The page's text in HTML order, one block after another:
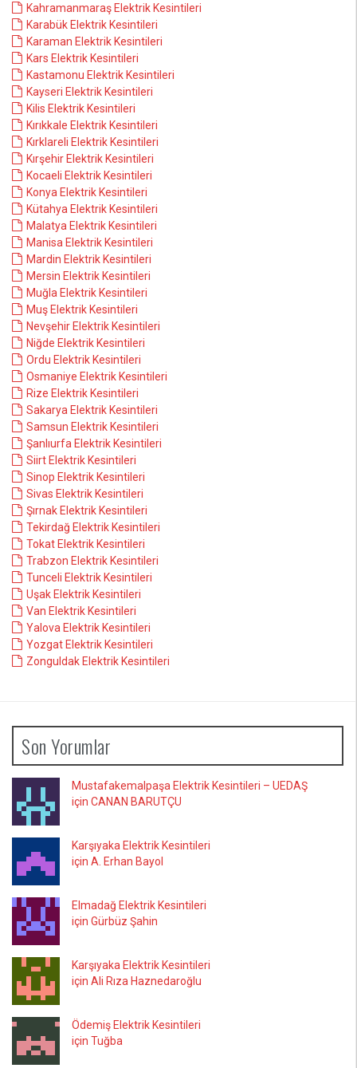
Kahramanmaraş Elektrik Kesintileri
Karabük Elektrik Kesintileri
Karaman Elektrik Kesintileri
Kars Elektrik Kesintileri
Kastamonu Elektrik Kesintileri
Kayseri Elektrik Kesintileri
Kilis Elektrik Kesintileri
Kırıkkale Elektrik Kesintileri
Kırklareli Elektrik Kesintileri
Kırşehir Elektrik Kesintileri
Kocaeli Elektrik Kesintileri
Konya Elektrik Kesintileri
Kütahya Elektrik Kesintileri
Malatya Elektrik Kesintileri
Manisa Elektrik Kesintileri
Mardin Elektrik Kesintileri
Mersin Elektrik Kesintileri
Muğla Elektrik Kesintileri
Muş Elektrik Kesintileri
Nevşehir Elektrik Kesintileri
Niğde Elektrik Kesintileri
Ordu Elektrik Kesintileri
Osmaniye Elektrik Kesintileri
Rize Elektrik Kesintileri
Sakarya Elektrik Kesintileri
Samsun Elektrik Kesintileri
Şanlıurfa Elektrik Kesintileri
Siirt Elektrik Kesintileri
Sinop Elektrik Kesintileri
Sivas Elektrik Kesintileri
Şırnak Elektrik Kesintileri
Tekirdağ Elektrik Kesintileri
Tokat Elektrik Kesintileri
Trabzon Elektrik Kesintileri
Tunceli Elektrik Kesintileri
Uşak Elektrik Kesintileri
Van Elektrik Kesintileri
Yalova Elektrik Kesintileri
Yozgat Elektrik Kesintileri
Zonguldak Elektrik Kesintileri
Son Yorumlar
Mustafakemalpaşa Elektrik Kesintileri – UEDAŞ
için CANAN BARUTÇU
Karşıyaka Elektrik Kesintileri
için A. Erhan Bayol
Elmadağ Elektrik Kesintileri
için Gürbüz Şahin
Karşıyaka Elektrik Kesintileri
için Ali Rıza Haznedaroğlu
Ödemiş Elektrik Kesintileri
için Tuğba